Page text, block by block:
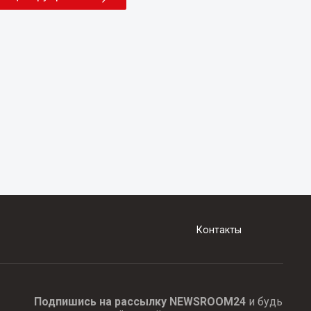
Контакты
Подпишись на рассылку NEWSROOM24и будь